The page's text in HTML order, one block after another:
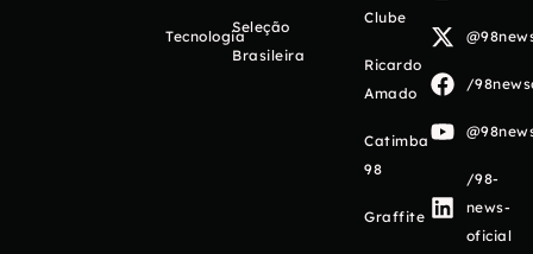
Tecnologia
Seleção
Brasileira
Clube
Ricardo
Amado
Catimba
98
Graffite
/
/98-
news-
oficial